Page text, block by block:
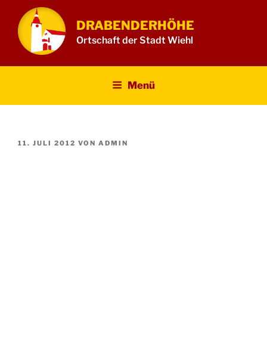
Inhalt
springen
DRABENDERHÖHE
Ortschaft der Stadt Wiehl
Menü
VERÖFFENTLICHT
11. JULI 2012 VON ADMIN